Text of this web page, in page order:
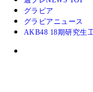
グラビア
グラビアニュース
AKB48 18期研究生